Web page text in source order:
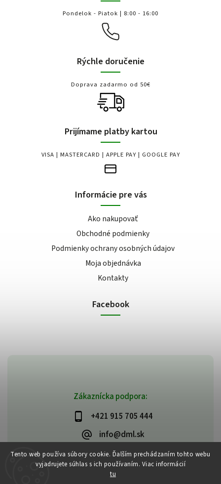
Tento web používa súbory cookie. Ďalším prechádzaním tohto webu
vyjadrujete súhlas s ich používaním. Viac informácií
tu
Zákaznícka podpora:
+421 915 705 444
info@dml.sk
Pondelok - Piatok | 8:00 - 16:00
Rýchle doručenie
Doprava zadarmo od 50€
Prijímame platby kartou
VISA | MASTERCARD | APPLE PAY | GOOGLE PAY
Informácie pre vás
Ako nakupovať
Obchodné podmienky
Podmienky ochrany osobných údajov
Moja objednávka
Kontakty
Facebook